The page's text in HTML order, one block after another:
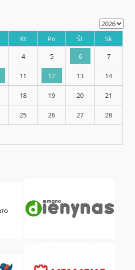
Tr